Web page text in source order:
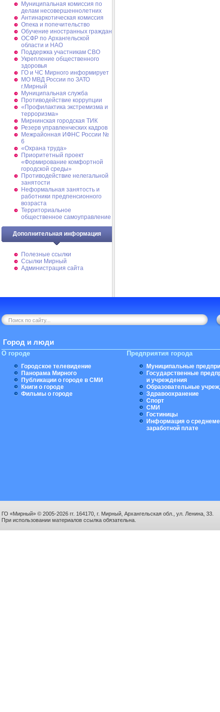
Муниципальная комиссия по
делам несовершеннолетних
Антинаркотическая комиссия
Опека и попечительство
Обучение иностранных граждан
ОСФР по Архангельской
области и НАО
Поддержка участникам СВО
Укрепление общественного
здоровья
ГО и ЧС Мирного информирует
МО МВД России по ЗАТО
г.Мирный
Муниципальная cлужба
Противодействие коррупции
«Профилактика экстремизма и
терроризма»
Мирнинская городская ТИК
Резерв управленческих кадров
Межрайонная ИФНС России №
6
«Охрана труда»
Приоритетный проект
«Формирование комфортной
городской среды»
Противодействие нелегальной
занятости
Неформальная занятость и
работники предпенсионного
возраста
Территориальное
общественное самоуправление
Дополнительная информация
Полезные ссылки
Ссылки Мирный
Администрация сайта
Город и люди
О городе
Городское телевидение
Панорама Мирного
Публикации о городе в СМИ
Книги о городе
Фильмы о городе
Предприятия города
Муниципальные
Государственные
и учреждения
Образовательные
Здравоохранение
Спорт
СМИ
Гостиницы
Информация о
заработной плате
ГО «Мирный» © 2005-2026 гг. 164170, г. Мирный, Архангельская обл., ул. Ленина, 33.
При использовании материалов ссылка обязательна.